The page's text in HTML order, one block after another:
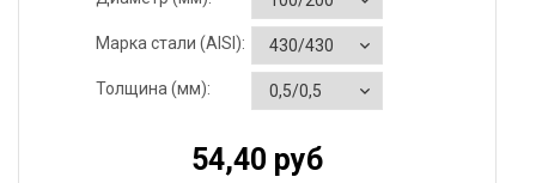
Марка стали (AISI):
Толщина (мм):
54,40 руб